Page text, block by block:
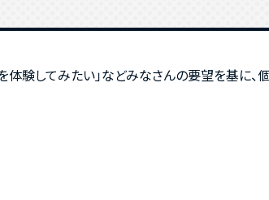
体験してみたい」などみなさんの要望を基に、